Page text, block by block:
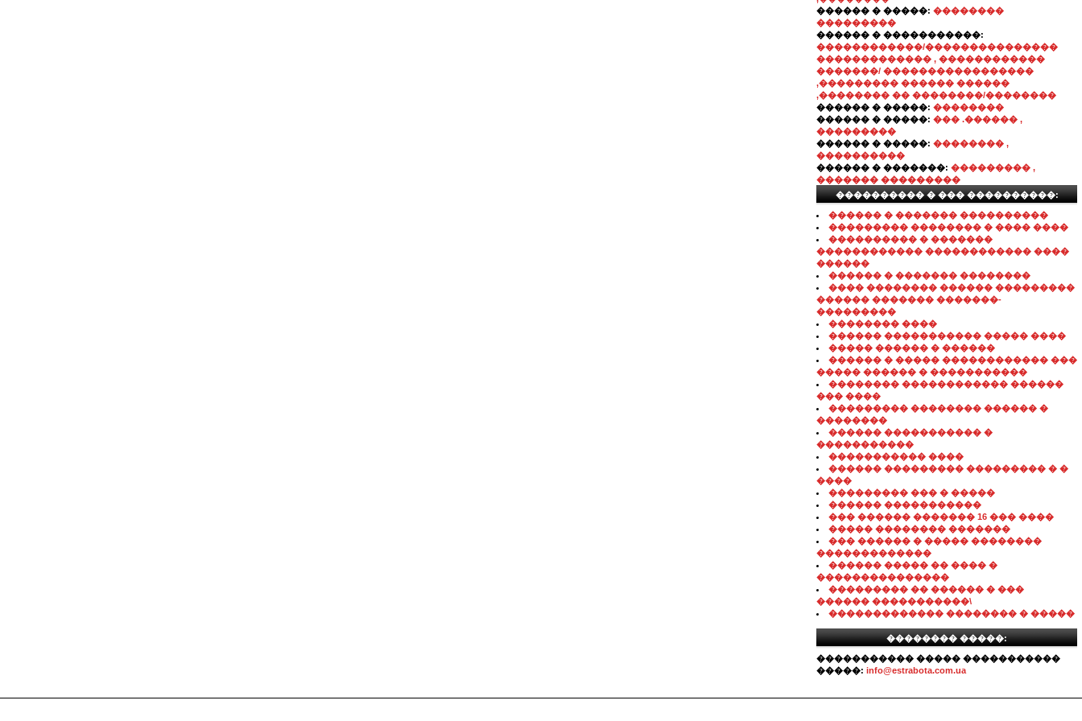
������ � �����: ��������
���������
������ � �����������:
������������/���������������
������������� , ������������
�������/ �����������������
,��������� ������ ������
,�������� �� ��������/��������
������ � �����: ��������
������ � �����: ��� .������ ,
���������
������ � �����: �������� ,
����������
������ � �������: ��������� ,
������� ���������
���������� � ��� ����������:
������ � ������� ����������
��������� �������� � ���� ����
���������� � �������
������������ ������������ ����
������
������ � ������� ��������
���� �������� ������ ���������
������ ������� �������-
���������
�������� ����
������ ����������� ����� ����
����� ������ � ������
������ � ����� ������������ ���
����� ������ � �����������
�������� ������������ ������
��� ����
��������� �������� ������ �
��������
������ ����������� �
�����������
����������� ����
������ ��������� ��������� � �
����
��������� ��� � �����
������ �����������
��� ������ ������� 16 ��� ����
����� �������� �������
��� ������ � ����� ��������
�������������
������ ����� �� ���� �
���������������
��������� �� ������ � ���
������ �����������\
������������� �������� � �����
�������� �����:
����������� ����� �����������
�����: info@estrabota.com.ua